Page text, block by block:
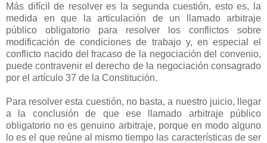
Más difícil de resolver es la segunda cuestión, esto es, la
medida en que la articulación de un llamado arbitraje
público obligatorio para resolver los conflictos sobre
modificación de condiciones de trabajo y, en especial el
conflicto nacido del fracaso de la negociación del convenio,
puede contravenir el derecho de la negociación consagrado
por el artículo 37 de la Constitución.
Para resolver esta cuestión, no basta, a nuestro juicio, llegar
a la conclusión de que ese llamado arbitraje público
obligatorio no es genuino arbitraje, porque en modo alguno
lo es el que reúne al mismo tiempo las características de ser